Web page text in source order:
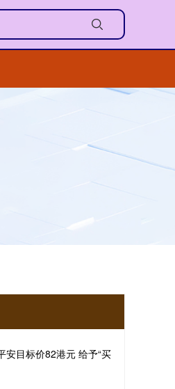
安目标价82港元 给予“买